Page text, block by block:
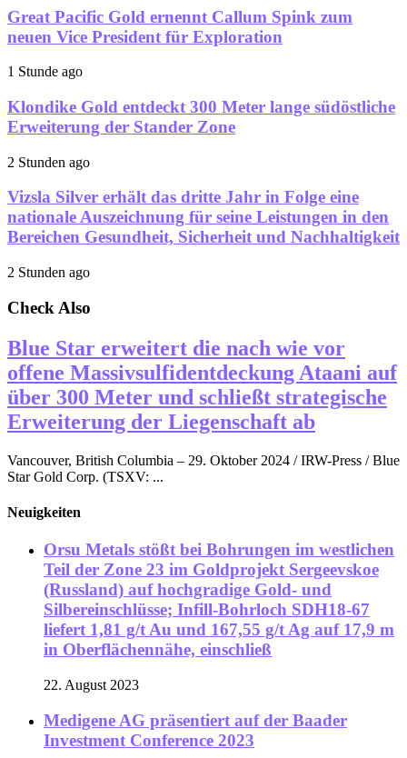
Great Pacific Gold ernennt Callum Spink zum
neuen Vice President für Exploration
1 Stunde ago
Klondike Gold entdeckt 300 Meter lange südöstliche
Erweiterung der Stander Zone
2 Stunden ago
Vizsla Silver erhält das dritte Jahr in Folge eine
nationale Auszeichnung für seine Leistungen in den
Bereichen Gesundheit, Sicherheit und Nachhaltigkeit
2 Stunden ago
Check Also
Blue Star erweitert die nach wie vor
offene Massivsulfidentdeckung Ataani auf
über 300 Meter und schließt strategische
Erweiterung der Liegenschaft ab
Vancouver, British Columbia – 29. Oktober 2024 / IRW-Press / Blue
Star Gold Corp. (TSXV: ...
Neuigkeiten
Orsu Metals stößt bei Bohrungen im westlichen
Teil der Zone 23 im Goldprojekt Sergeevskoe
(Russland) auf hochgradige Gold- und
Silbereinschlüsse; Infill-Bohrloch SDH18-67
liefert 1,81 g/t Au und 167,55 g/t Ag auf 17,9 m
in Oberflächennähe, einschließ
22. August 2023
Medigene AG präsentiert auf der Baader
Investment Conference 2023